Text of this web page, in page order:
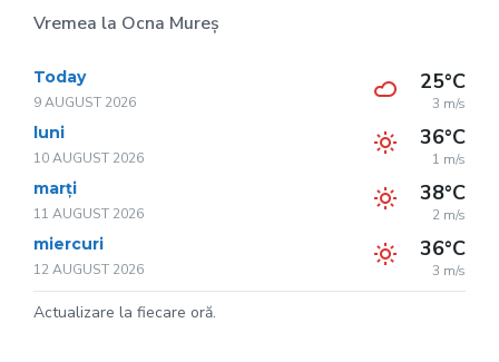
Vremea la Ocna Mureș
Today
9 AUGUST 2026
25°C
3 m/s
luni
10 AUGUST 2026
36°C
1 m/s
marți
11 AUGUST 2026
38°C
2 m/s
miercuri
12 AUGUST 2026
36°C
3 m/s
Actualizare la fiecare oră.